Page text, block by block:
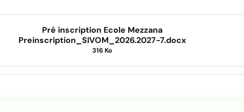
Pré inscription Ecole Mezzana
Preinscription_SIVOM_2026.2027-7.docx
316 Ko